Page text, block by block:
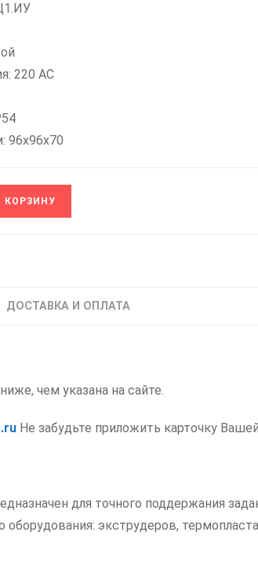
220 AC
96х96х70
КОРЗИНУ
ДОСТАВКА И ОПЛАТА
чем указана на сайте.
Не забудьте приложить карточку
для точного поддержания
оборудования: экструдеров,